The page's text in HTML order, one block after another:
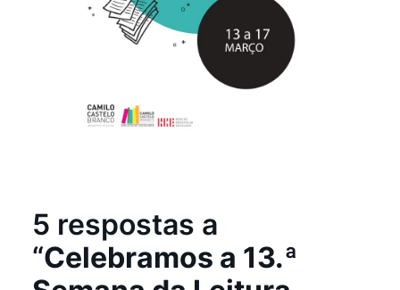
5 respostas a
“Celebramos a 13.ª